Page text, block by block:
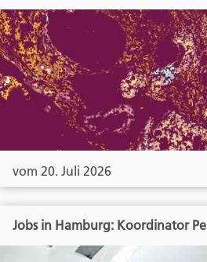
vom 20. Juli 2026
Jobs in Hamburg: Koordinator